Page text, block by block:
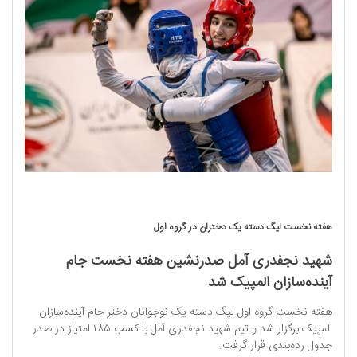
هفته نخست لیگ دسته یک دختران در گروه اول
شهید نجفدری آمل صدرنشین هفته نخست جام
آینده‌سازان المپیک شد
هفته نخست گروه اول لیگ دسته یک نوجوانان دختر جام آینده‌سازان
المپیک برگزار شد و تیم شهید نجفدری آمل با کسب ۱۸۵ امتیاز در صدر
جدول رده‌بندی قرار گرفت.